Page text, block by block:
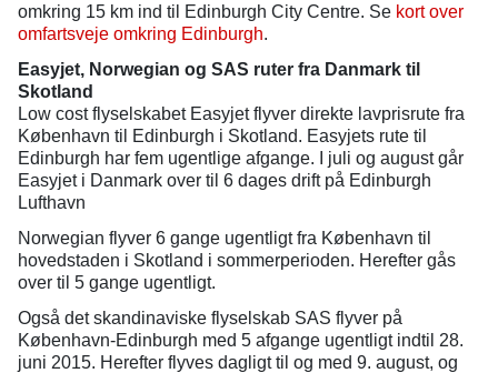
omkring 15 km ind til Edinburgh City Centre. Se kort over
omfartsveje omkring Edinburgh.
Easyjet, Norwegian og SAS ruter fra Danmark til
Skotland
Low cost flyselskabet Easyjet flyver direkte lavprisrute fra
København til Edinburgh i Skotland. Easyjets rute til
Edinburgh har fem ugentlige afgange. I juli og august går
Easyjet i Danmark over til 6 dages drift på Edinburgh
Lufthavn
Norwegian flyver 6 gange ugentligt fra København til
hovedstaden i Skotland i sommerperioden. Herefter gås
over til 5 gange ugentligt.
Også det skandinaviske flyselskab SAS flyver på
København-Edinburgh med 5 afgange ugentligt indtil 28.
juni 2015. Herefter flyves dagligt til og med 9. august, og